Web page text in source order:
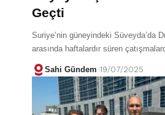
Geçti
Suriye’nin güneyindeki Süveyda’da
arasında haftalardır süren
Sahi Gündem 19/07/2025